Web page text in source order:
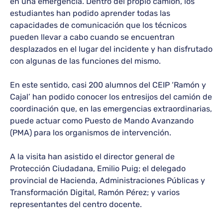
estudiantes han podido aprender todas las
capacidades de comunicación que los técnicos
pueden llevar a cabo cuando se encuentran
desplazados en el lugar del incidente y han disfrutado
con algunas de las funciones del mismo.
En este sentido, casi 200 alumnos del CEIP ‘Ramón y
Cajal’ han podido conocer los entresijos del camión de
coordinación que, en las emergencias extraordinarias,
puede actuar como Puesto de Mando Avanzando
(PMA) para los organismos de intervención.
A la visita han asistido el director general de
Protección Ciudadana, Emilio Puig; el delegado
provincial de Hacienda, Administraciones Públicas y
Transformación Digital, Ramón Pérez; y varios
representantes del centro docente.